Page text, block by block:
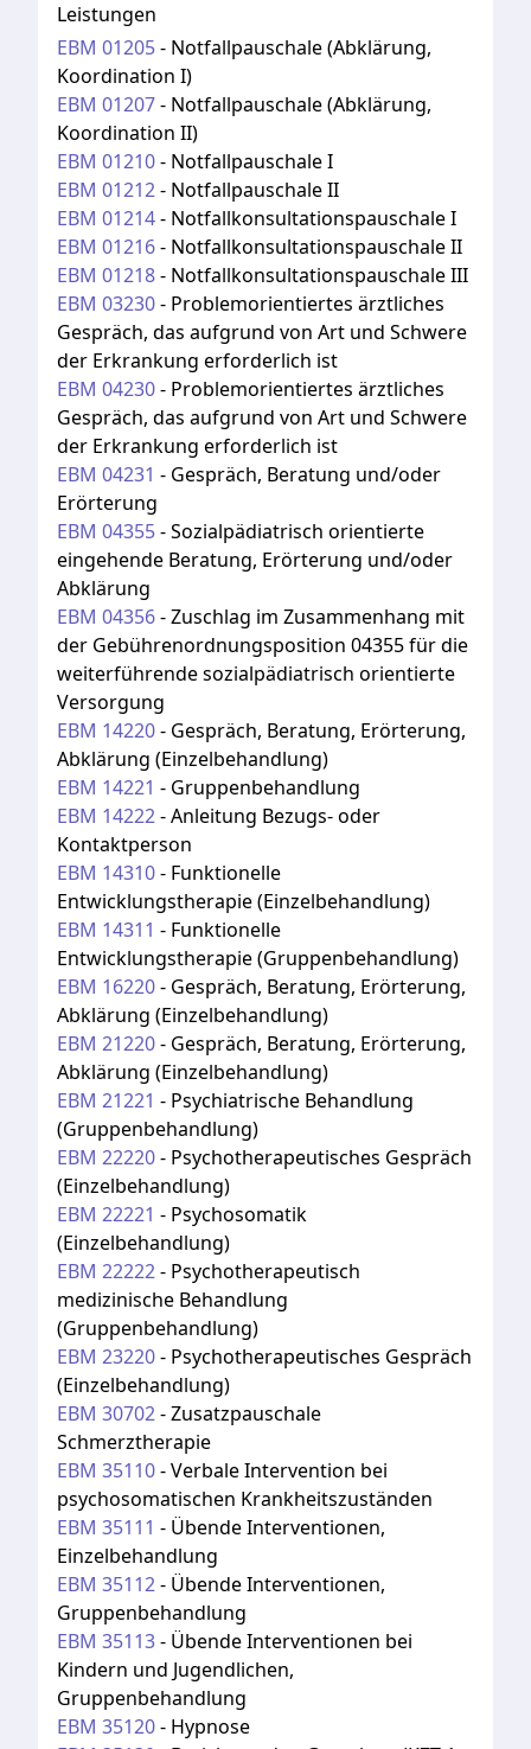
Leistungen
EBM 01205- Notfallpauschale (Abklärung,
Koordination I)
EBM 01207- Notfallpauschale (Abklärung,
Koordination II)
EBM 01210- Notfallpauschale I
EBM 01212- Notfallpauschale II
EBM 01214- Notfallkonsultationspauschale I
EBM 01216- Notfallkonsultationspauschale II
EBM 01218- Notfallkonsultationspauschale III
EBM 03230- Problemorientiertes ärztliches
Gespräch, das aufgrund von Art und Schwere
der Erkrankung erforderlich ist
EBM 04230- Problemorientiertes ärztliches
Gespräch, das aufgrund von Art und Schwere
der Erkrankung erforderlich ist
EBM 04231 - Gespräch, Beratung und/oder
Erörterung
EBM 04355-Sozialpädiatrisch orientierte
eingehende Beratung, Erörterung und/oder
Abklärung
EBM 04356-Zuschlag im Zusammenhang mit
der Gebührenordnungsposition 04355 für die
weiterführende sozialpädiatrisch orientierte
Versorgung
EBM 14220- Gespräch, Beratung, Erörterung,
Abklärung (Einzelbehandlung)
EBM 14221 - Gruppenbehandlung
EBM 14222-Anleitung Bezugs- oder
Kontaktperson
EBM 14310- Funktionelle
Entwicklungstherapie (Einzelbehandlung)
EBM 14311 - Funktionelle
Entwicklungstherapie (Gruppenbehandlung)
EBM 16220- Gespräch, Beratung, Erörterung,
Abklärung (Einzelbehandlung)
EBM 21220- Gespräch, Beratung, Erörterung,
Abklärung (Einzelbehandlung)
EBM 21221 - Psychiatrische Behandlung
(Gruppenbehandlung)
EBM 22220- Psychotherapeutisches Gespräch
(Einzelbehandlung)
EBM 22221 - Psychosomatik
(Einzelbehandlung)
EBM 22222- Psychotherapeutisch
medizinische Behandlung
(Gruppenbehandlung)
EBM 23220- Psychotherapeutisches Gespräch
(Einzelbehandlung)
EBM 30702-Zusatzpauschale
Schmerztherapie
EBM 35110-Verbale Intervention bei
psychosomatischen Krankheitszuständen
EBM 35111 - Übende Interventionen,
Einzelbehandlung
EBM 35112- Übende Interventionen,
Gruppenbehandlung
EBM 35113- Übende Interventionen bei
Kindern und Jugendlichen,
Gruppenbehandlung
EBM 35120- Hypnose